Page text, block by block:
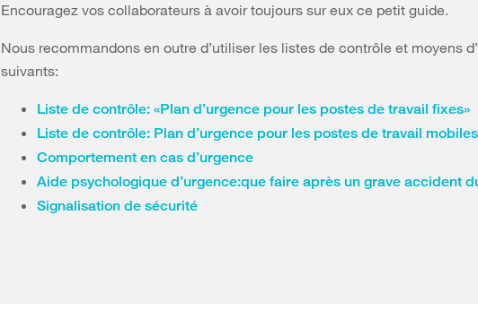
Encouragez vos collaborateurs à avoir toujours sur eux ce petit guide.
Nous recommandons en outre d’utiliser les listes de contrôle et moyens
suivants:
Liste de contrôle: «Plan d’urgence pour les postes de travail fixes»
Liste de contrôle: Plan d’urgence pour les postes de travail mobiles
Comportement en cas d’urgence
Aide psychologique d’urgence:que faire après un grave accident
Signalisation de sécurité